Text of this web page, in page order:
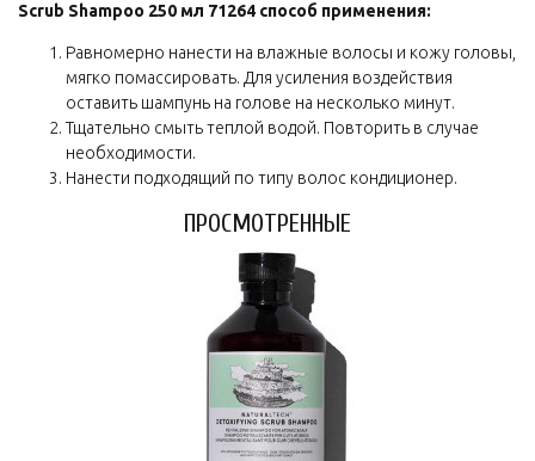
Scrub Shampoo 250 мл 71264 способ применения:
Равномерно нанести на влажные волосы и кожу головы,
мягко помассировать. Для усиления воздействия
оставить шампунь на голове на несколько минут.
Тщательно смыть теплой водой. Повторить в случае
необходимости.
Нанести подходящий по типу волос кондиционер.
ПРОСМОТРЕННЫЕ